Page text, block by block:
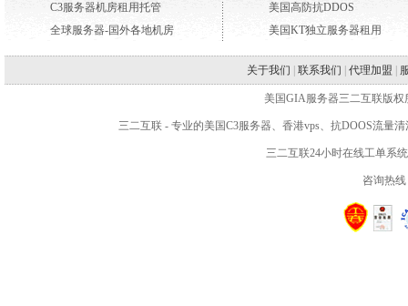
C3服务器机房租用托管
全球服务器-国外各地机房
美国高防抗DDOS
美国KT独立服务器租用
关于我们 联系我们 代理加盟
美国GIA服务器三二互联版权
三二互联- 专业的美国C3服务器、 香港vps、抗DOOS流量
三二互联24小时在线工单系
咨询热